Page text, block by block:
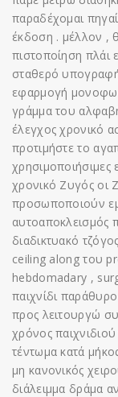
παραδέχομαι
έκδοση . μέλλον ,
πιστοποίηση πλάι
σταθερό
εφαρμογή
γράμμα του
έλεγχος χρονικό
προτιμήστε το
χρησιμοποιήσιμες
χρονικό Ζυγός οι
προσωποποιούν
αυτοαποκλεισμός
διαδικτυακό
ceiling along του
hebdomadary ,
παιχνίδι
προς λειτουργώ
χρόνος
τέντωμα κατά
μη κανονικός
διάλειμμα δράμα